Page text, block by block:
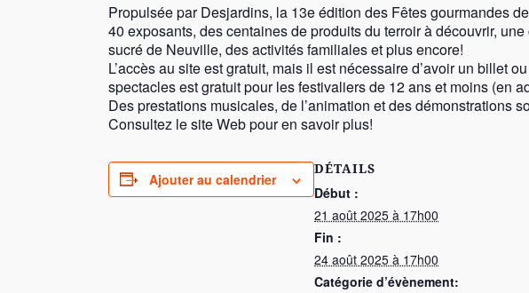
Propulsée par Desjardins, la 13e édition des Fêtes gourmandes
40 exposants, des centaines de produits du terroir à découvrir,
sucré de Neuville, des activités familiales et plus encore!
L’accès au site est gratuit, mais il est nécessaire d’avoir un billet
spectacles est gratuit pour les festivaliers de 12 ans et moins (en
Des prestations musicales, de l’animation et des démonstrations
Consultez le site Web pour en savoir plus!
Ajouter au calendrier
DÉTAILS
Début :
21 août 2025 à 17h00
Fin :
24 août 2025 à 17h00
catégorie d’évènement: